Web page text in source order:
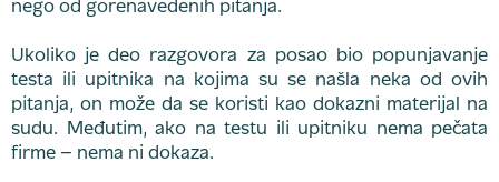
nego od gorenavedenih pitanja.
Ukoliko je deo razgovora za posao bio popunjavanje
testa ili upitnika na kojima su se našla neka od ovih
pitanja, on može da se koristi kao dokazni materijal na
sudu. Međutim, ako na testu ili upitniku nema pečata
firme – nema ni dokaza.